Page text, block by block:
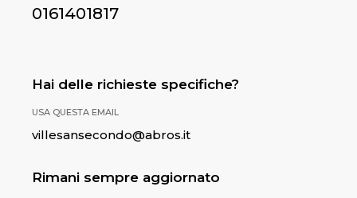
0161401817
Hai delle richieste specifiche?
USA QUESTA EMAIL
villesansecondo@abros.it
Rimani sempre aggiornato